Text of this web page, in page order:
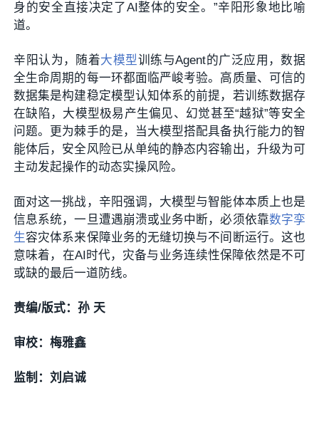
身的安全直接决定了AI整体的安全。”辛阳形象地比喻
道。
辛阳认为，随着大模型训练与Agent的广泛应用，数据
全生命周期的每一环都面临严峻考验。高质量、可信的
数据集是构建稳定模型认知体系的前提，若训练数据存
在缺陷，大模型极易产生偏见、幻觉甚至“越狱”等安全
问题。更为棘手的是，当大模型搭配具备执行能力的智
能体后，安全风险已从单纯的静态内容输出，升级为可
主动发起操作的动态实操风险。
面对这一挑战，辛阳强调，大模型与智能体本质上也是
信息系统，一旦遭遇崩溃或业务中断，必须依靠数字孪
生容灾体系来保障业务的无缝切换与不间断运行。这也
意味着，在AI时代，灾备与业务连续性保障依然是不可
或缺的最后一道防线。
责编/版式：孙 天
审校：梅雅鑫
监制：刘启诚